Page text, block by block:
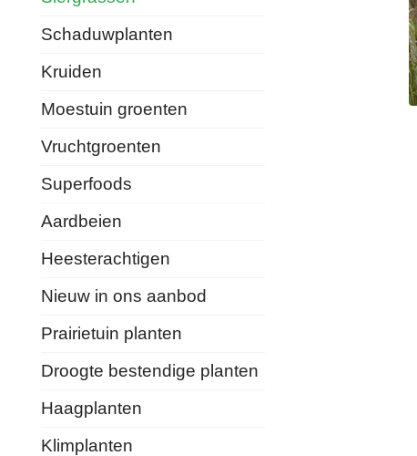
Schaduwplanten
Kruiden
Moestuin groenten
Vruchtgroenten
Superfoods
Aardbeien
Heesterachtigen
Nieuw in ons aanbod
Prairietuin planten
Droogte bestendige planten
Haagplanten
Klimplanten